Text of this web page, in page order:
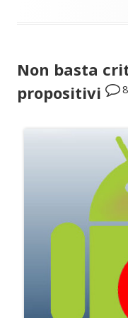
Non basta
propositivi
8